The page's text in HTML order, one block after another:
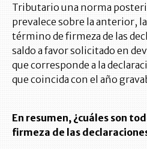
Tributario una norma
prevalece sobre la anterior,
término de firmeza de las
saldo a favor solicitado en
que corresponde a la
que coincida con el año
En resumen, ¿cuáles son
firmeza de las